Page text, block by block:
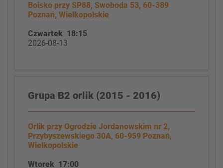
Boisko przy SP88, Swoboda 53, 60-389
Poznań, Wielkopolskie
Czwartek 18:15
2026-08-13
Grupa B2 orlik (2015 - 2016)
Orlik przy Ogrodzie Jordanowskim nr 2,
Przybyszewskiego 30A, 60-959 Poznań,
Wielkopolskie
Wtorek 17:00